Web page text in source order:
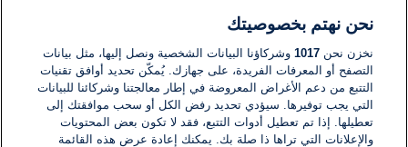
لا توجد تعليقات مكتوبة حتى الآن. كن الأول!
اكتب تعليقًا جديدًا ...
نحن نهتم بخصوصيتك
نخزن نحن1017 وشركاؤنا البيانات الشخصية ونصل إليها، مثل بيانات
التصفح أو المعرفات الفريدة، على جهازك. يُمكّن تحديد أوافق تقنيات
التتبع من دعم الأغراض المعروضة في إطار معالجتنا وشركائنا للبيانات
التي يجب توفيرها. سيؤدي تحديد رفض الكل أو سحب موافقتك إلى
تعطيلها. إذا تم تعطيل أدوات التتبع، فقد لا تكون بعض المحتويات
والإعلانات التي تراها ذا صلة بك. يمكنك إعادة عرض هذه القائمة